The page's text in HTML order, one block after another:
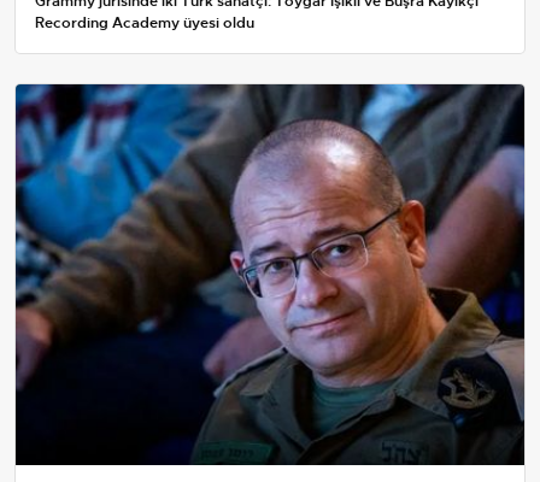
Recording Academy üyesi oldu